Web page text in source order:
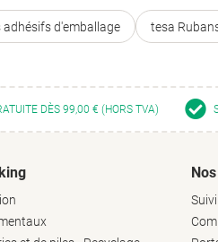
adhésifs d'emballage tesa
DÈS 99,00 € (HORS TVA)